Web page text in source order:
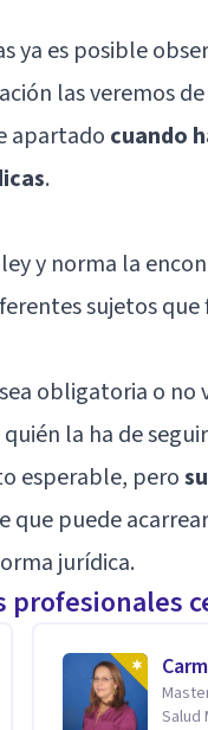
ya es posible
las veremos
apartado cuando
.
y norma la
sujetos
obligatoria o no
la ha de
esperable, pero
que puede
jurídica.
profesionales
Salud